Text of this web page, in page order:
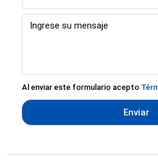
Al enviar este formulario acepto
Enviar